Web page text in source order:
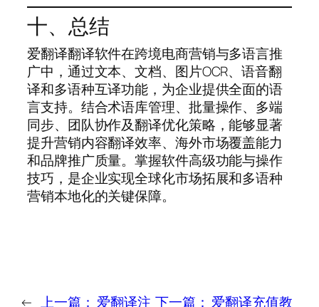
十、总结
爱翻译翻译软件在跨境电商营销与多语言推
广中，通过文本、文档、图片OCR、语音翻
译和多语种互译功能，为企业提供全面的语
言支持。结合术语库管理、批量操作、多端
同步、团队协作及翻译优化策略，能够显著
提升营销内容翻译效率、海外市场覆盖能力
和品牌推广质量。掌握软件高级功能与操作
技巧，是企业实现全球化市场拓展和多语种
营销本地化的关键保障。
← 上一篇： 爱翻译注 下一篇： 爱翻译充值教